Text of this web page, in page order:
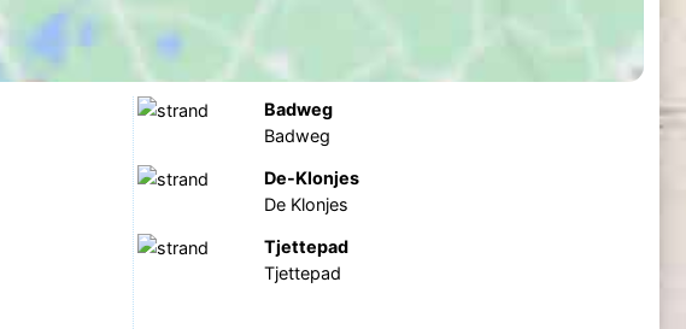
Badweg
Badweg
De-Klonjes
De Klonjes
Tjettepad
Tjettepad